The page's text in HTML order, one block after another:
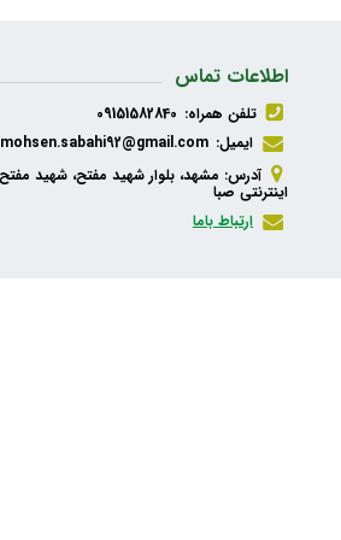
اطلاعات تماس
تلفن همراه: 09151582840
ایمیل: mohsen.sabahi92@gmail.com
اینترنتی صبا
ارتباط باما